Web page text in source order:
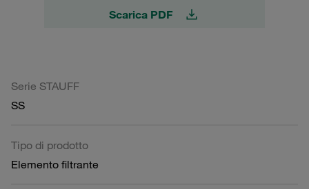
Scarica PDF
Serie STAUFF
SS
Tipo di prodotto
Elemento filtrante